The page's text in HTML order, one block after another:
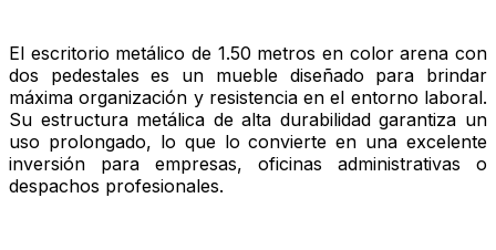
El escritorio metálico de 1.50 metros en color arena con
dos pedestales es un mueble diseñado para brindar
máxima organización y resistencia en el entorno laboral.
Su estructura metálica de alta durabilidad garantiza un
uso prolongado, lo que lo convierte en una excelente
inversión para empresas, oficinas administrativas o
despachos profesionales.